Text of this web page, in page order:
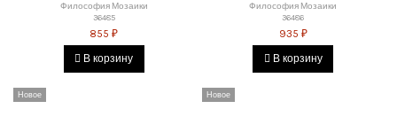
Философия Мозаики
36485
855 ₽
В корзину
Философия Мозаики
36486
935 ₽
В корзину
Новое Новое